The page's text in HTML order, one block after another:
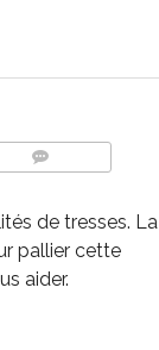
de tresses. La
pallier cette
aider.